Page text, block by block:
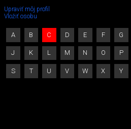
Upraviť môj profil
Vložiť osobu
A B C D E F G
J K L M N O P
S T U V W X Y